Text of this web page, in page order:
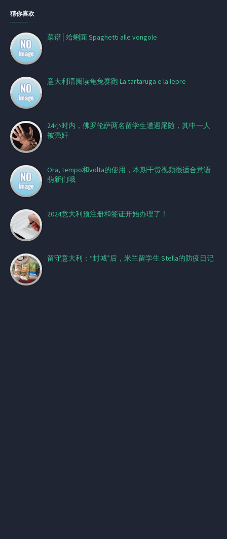
猜你喜欢
菜谱│蛤蜊面 Spaghetti alle vongole
意大利语阅读龟兔赛跑 La tartaruga e la lepre
24小时内，佛罗伦萨两名留学生遭遇尾随，其中一人
被强奸
Ora, tempo和volta的使用，本期干货视频很适合意语
萌新们哦
2024意大利预注册和签证开始办理了！
留守意大利：“封城”后，米兰留学生 Stella的防疫日记